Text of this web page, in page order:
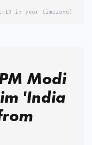
in your timezone)
Modi
'India